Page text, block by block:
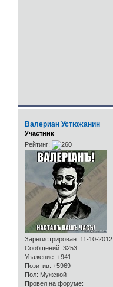
Валериан Устюжанин
Участник
Рейтинг:
Зарегистрирован: 11-10-2012
Сообщений: 3253
Уважение: +941
Позитив: +5969
Пол: Мужской
Провел на форуме: